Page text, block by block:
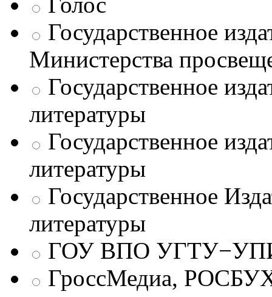
Государственное
Министерства
Государственное
литературы
Государственное
литературы
Государственное
литературы
ГОУ ВПО
ГроссМедиа,